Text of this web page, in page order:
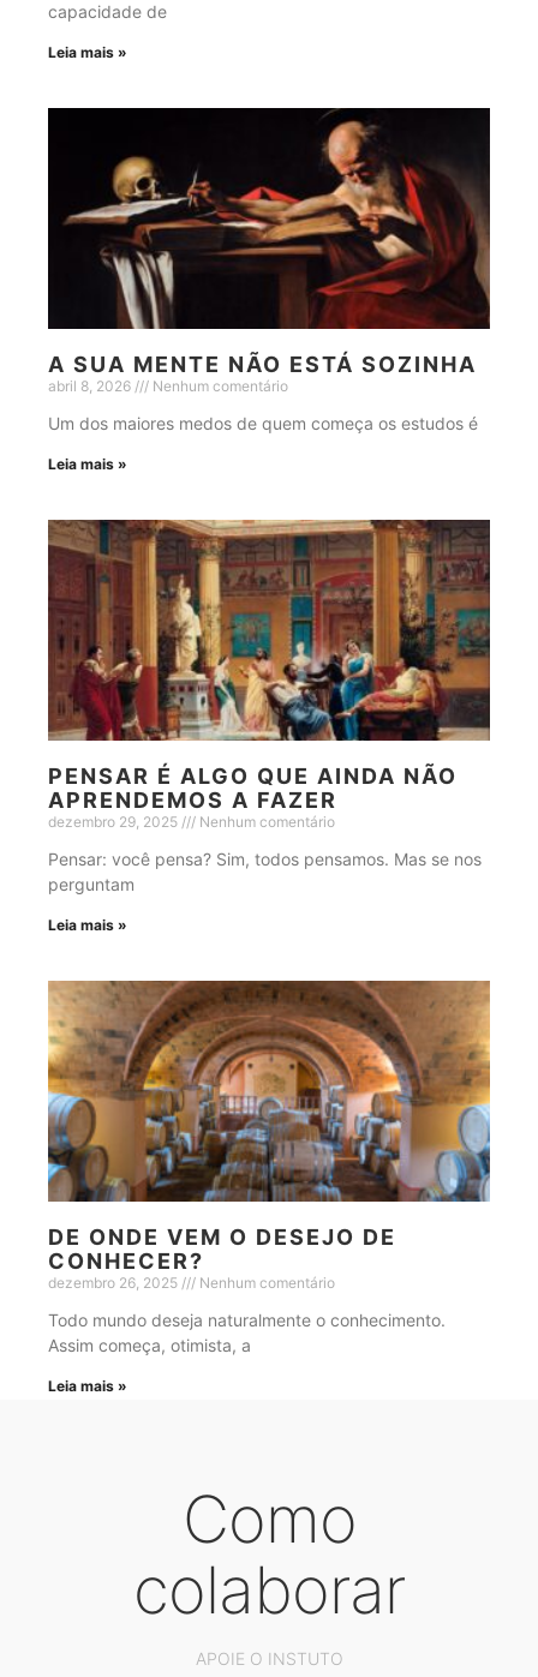
capacidade de
Leia mais »
A SUA MENTE NÃO ESTÁ SOZINHA
abril 8, 2026 Nenhum comentário
Um dos maiores medos de quem começa os estudos é
Leia mais »
PENSAR É ALGO QUE AINDA NÃO
APRENDEMOS A FAZER
dezembro 29, 2025 Nenhum comentário
Pensar: você pensa? Sim, todos pensamos. Mas se nos
perguntam
Leia mais »
DE ONDE VEM O DESEJO DE
CONHECER?
dezembro 26, 2025 Nenhum comentário
Todo mundo deseja naturalmente o conhecimento.
Assim começa, otimista, a
Leia mais »
Como
colaborar
APOIE O INSTUTO